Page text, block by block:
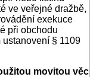
ve veřejné dražbě,
exekuce
při obchodu
§ 1109
movitou věc